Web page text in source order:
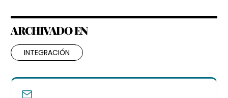
ARCHIVADO EN
INTEGRACIÓN